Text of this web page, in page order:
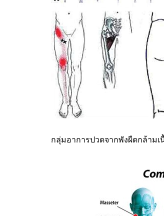
กลุ่มอาการปวดจากพังผืดกล้าม